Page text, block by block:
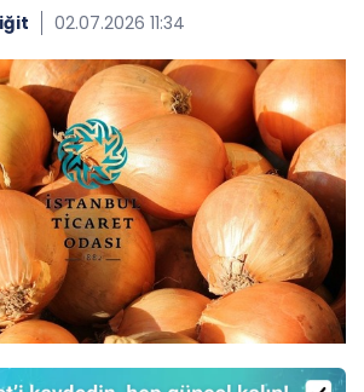
02.07.2026 11:34